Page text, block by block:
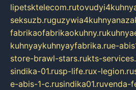
lipetsktelecom.ru
seksuzb.ru
fabrikaofabrikaokuhny.ru
kuhnyaykuhnyayfabrika.rue-
store-brawl-stars.rukts-
sindika-01.rusp-life.rux-legion.ru
e-abis-1-c.rusindika01.ruvenda-